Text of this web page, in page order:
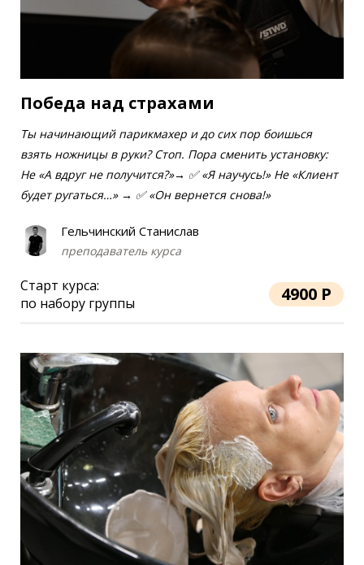
Победа над страхами
Ты начинающий парикмахер и до сих пор боишься
взять ножницы в руки? Стоп. Пора сменить установку:
Не «А вдруг не получится?»→ ✅ «Я научусь!» Не «Клиент
будет ругаться…» → ✅ «Он вернется снова!»
Гельчинский Станислав
преподаватель курса
Старт курса:
по набору группы
4900 Р